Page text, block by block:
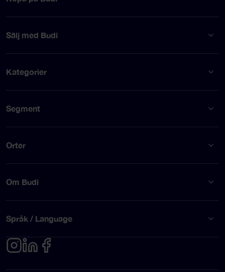
Sälj med Budi
Kategorier
Segment
Orter
Om Budi
Språk / Language